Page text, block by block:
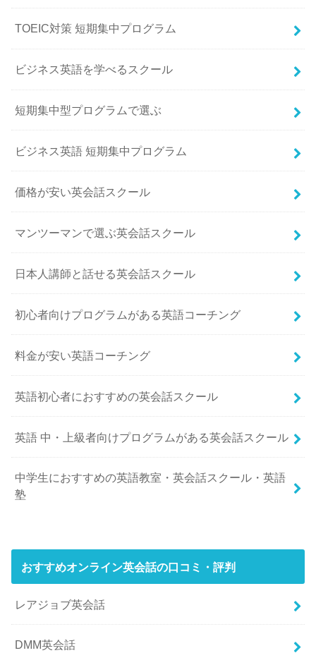
TOEIC対策 短期集中プログラム
ビジネス英語を学べるスクール
短期集中型プログラムで選ぶ
ビジネス英語 短期集中プログラム
価格が安い英会話スクール
マンツーマンで選ぶ英会話スクール
日本人講師と話せる英会話スクール
初心者向けプログラムがある英語コーチング
料金が安い英語コーチング
英語初心者におすすめの英会話スクール
英語 中・上級者向けプログラムがある英会話スクール
中学生におすすめの英語教室・英会話スクール・英語
塾
おすすめオンライン英会話の口コミ・評判
レアジョブ英会話
DMM英会話